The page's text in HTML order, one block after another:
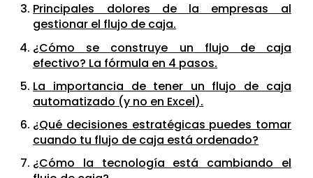
Principales dolores de la empresas al
gestionar el flujo de caja.
¿Cómo se construye un flujo de caja
efectivo? La fórmula en 4 pasos.
La importancia de tener un flujo de caja
automatizado (y no en Excel).
¿Qué decisiones estratégicas puedes tomar
cuando tu flujo de caja está ordenado?
¿Cómo la tecnología está cambiando el